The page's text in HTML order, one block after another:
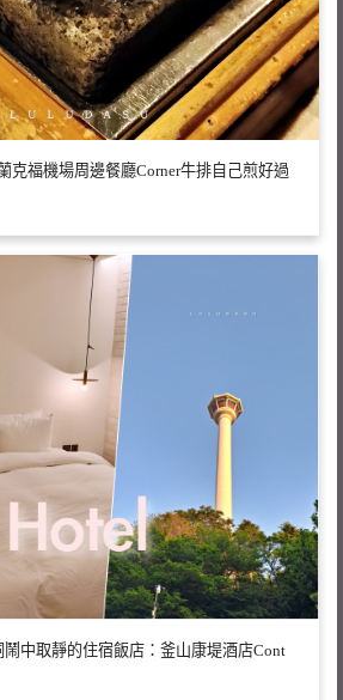
克福機場周邊餐廳Corner牛排自己煎好過
中取靜的住宿飯店：釜山康堤酒店Cont